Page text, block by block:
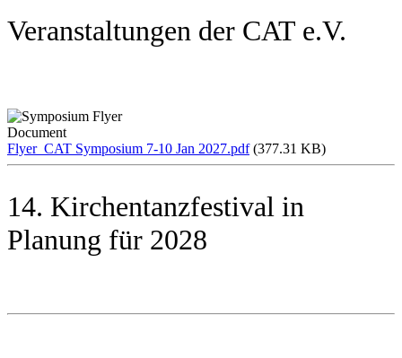
Veranstaltungen der CAT e.V.
Document
Flyer_CAT Symposium 7-10 Jan 2027.pdf (377.31 KB)
14. Kirchentanzfestival in
Planung für 2028